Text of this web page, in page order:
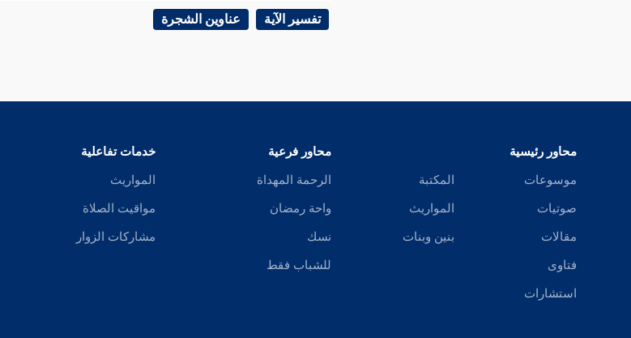
فصل منزلة اللحظ
فصل منزلة الصفاء
فصل منزلة السرور
فصل منزلة السر
تفسير الآية عناوين الشجرة
محاور رئيسية
موسوعات
صوتيات
مقالات
فتاوى
استشارات
المكتبة
المواريث
بنين وبنات
محاور فرعية
الرحمة المهداة
واحة رمضان
نسك
للشباب فقط
خدمات تفاعلية
المواريث
مواقيت الصلاة
مشاركات الزوار